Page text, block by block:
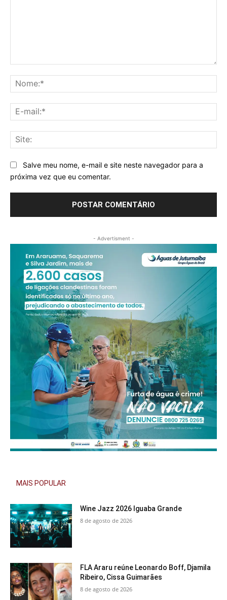
Salve meu nome, e-mail e site neste navegador para a
próxima vez que eu comentar.
- Advertisment -
MAIS POPULAR
Wine Jazz 2026 Iguaba Grande
8 de agosto de 2026
FLA Araru reúne Leonardo Boff, Djamila
Ribeiro, Cissa Guimarães
8 de agosto de 2026